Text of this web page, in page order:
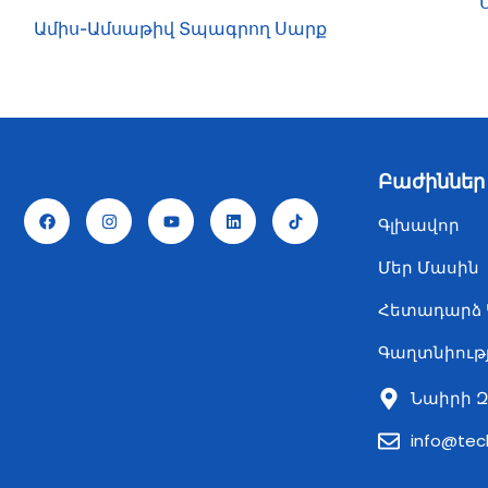
Ամիս-Ամսաթիվ Տպագրող Սարք
Բաժիններ
Գլխավոր
Մեր Մասին
Նաիրի